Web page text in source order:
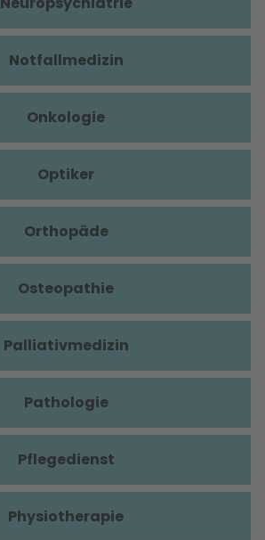
Notfallmedizin
Onkologie
Optiker
Orthopäde
Osteopathie
Palliativmedizin
Pathologie
Pflegedienst
Physiotherapie